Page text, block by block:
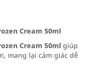
Cream 50ml
Cream 50ml giúp
mang lại cảm giác dễ